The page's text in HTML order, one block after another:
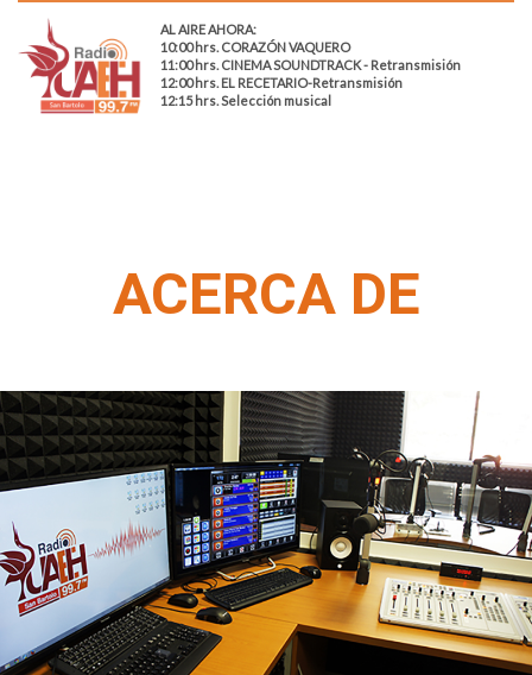
AL AIRE AHORA:
10:00 hrs. CORAZÓN VAQUERO
11:00 hrs. CINEMA SOUNDTRACK - Retransmisión
12:00 hrs. EL RECETARIO-Retransmisión
12:15 hrs. Selección musical
ACERCA DE